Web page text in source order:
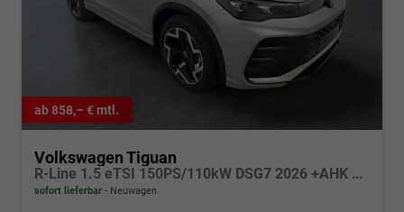
ab 858,– € mtl.
Volkswagen Tiguan
R-Line 1.5 eTSI 150PS/110kW DSG7 2026 +AHK +HuD +15" Infotainment
sofort lieferbar Neuwagen